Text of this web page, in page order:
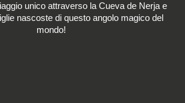
unico attraverso la Cueva de Nerja e
nascoste di questo angolo magico del
mondo!